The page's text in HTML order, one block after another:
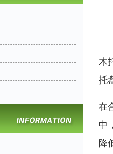
木
托
在
中
降